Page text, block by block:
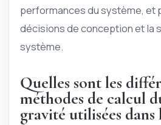
performances du système, et
décisions de conception et la
système.
Quelles sont les
méthodes de calcul
gravité utilisées dans